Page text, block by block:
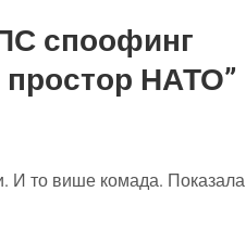
споофинг
простор НАТО”
И то више комада. Показала